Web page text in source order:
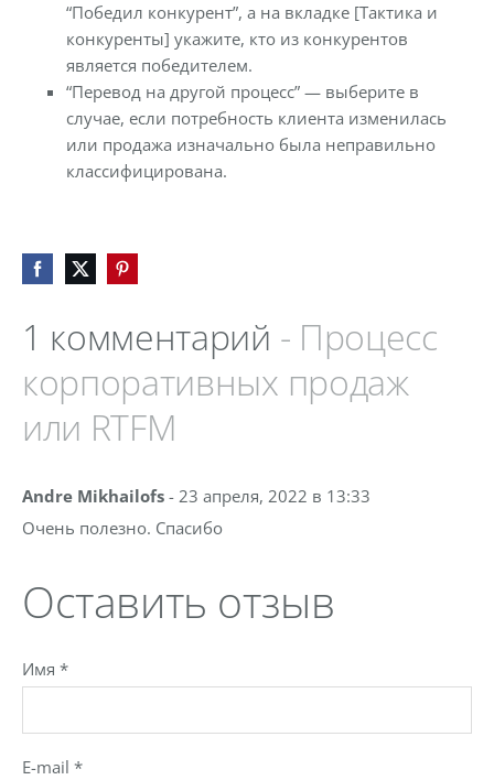
“Победил конкурент”, а на вкладке [Тактика и
конкуренты] укажите, кто из конкурентов
является победителем.
“Перевод на другой процесс” — выберите в
случае, если потребность клиента изменилась
или продажа изначально была неправильно
классифицирована.
1 комментарий - Процесс
корпоративных продаж
или RTFM
Andre Mikhailofs - 23 апреля, 2022 в 13:33
Очень полезно. Спасибо
Оставить отзыв
Имя *
E-mail *